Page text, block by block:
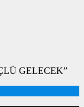
GELECEK”